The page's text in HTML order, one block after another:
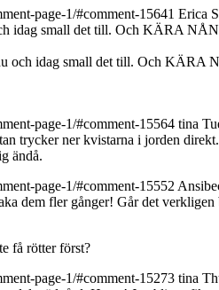
page-1/#comment-15641 Erica
idag small det till. Och KÄRA
och idag small det till. Och KÄRA
page-1/#comment-15564 tina
trycker ner kvistarna i jorden
ändå.
page-1/#comment-15552
dem fler gånger! Går det
få rötter först?
page-1/#comment-15273 tina